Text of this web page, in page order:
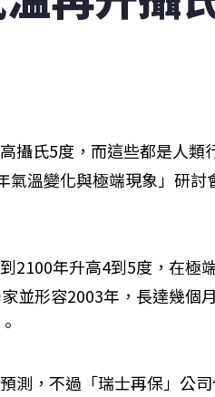
攝氏5度，而這些都是人類
溫變化與極端現象」研討
2100年升高4到5度，在極
並形容2003年，長達幾個
測，不過「瑞士再保」公